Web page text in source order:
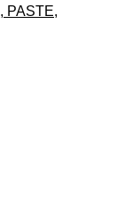
PASTE,